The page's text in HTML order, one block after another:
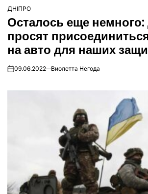
ОПУБЛІКУВАТИ
У
ДНІПРО
Осталось еще
просят
на авто для наших
on09.06.2022 Виолетта Негода